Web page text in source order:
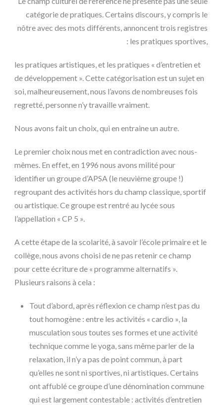
catégorie de pratiques. Certains discours, y compris le
nôtre avec des mots différents, annoncent trois registres
: les pratiques sportives,
les pratiques artistiques, et les pratiques « d’entretien et
de développement ». Cette catégorisation est un sujet en
soi, malheureusement, nous l’avons de nombreuses fois
regretté, personne n’y travaille vraiment.
Nous avons fait un choix, qui en entraine un autre.
Le premier choix nous met en contradiction avec nous-
mêmes. En effet, en 1996 nous avons milité pour
identifier un groupe d’APSA (le neuvième groupe !)
regroupant des activités hors du champ classique, sportif
ou artistique. Ce groupe est rentré au lycée sous
l’appellation « CP 5 ».
A cette étape de la scolarité, à savoir l’école primaire et le
collège, nous avons choisi de ne pas retenir ce champ
pour cette écriture de « programme alternatifs ».
Plusieurs raisons à cela :
Tout d’abord, après réflexion ce champ n’est pas du
tout homogène : entre les activités « cardio », la
musculation sous toutes ses formes et une activité
technique comme le yoga, sans même parler de la
relaxation, il n’y a pas de point commun, à part
qu’elles ne sont ni sportives, ni artistiques. Certains
ont affublé ce groupe d’une dénomination commune
qui est largement contestable : activités d’entretien